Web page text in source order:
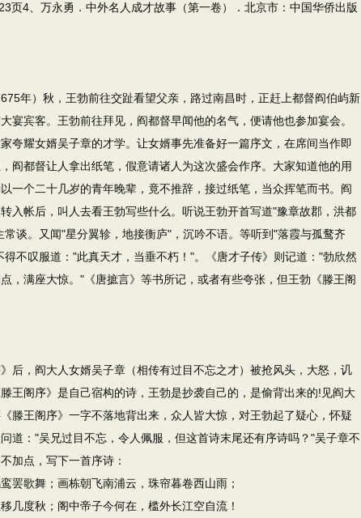
页4、万永勇．中外名人成才故事（第一卷）．北京市：中国华侨出版
年）秋，王勃前往交趾看望父亲，路过南昌时，正赶上都督阎伯屿新
宴宾客。王勃前往拜见，阎都督早闻他的名气，便请他也参加宴会。
夸耀女婿吴子章的才学。让女婿事先准备好一篇序文，在席间当作即
阎都督让人拿出纸笔，假意请诸人为这次盛会作序。大家知道他的用
一个二十几岁的青年晚辈，竟不推辞，接过纸笔，当众挥笔而书。阎
入帐后，叫人去看王勃写些什么。听说王勃开首写道"豫章故郡，洪都
谈。又闻"星分翼轸，地接衡庐"，沉吟不语。等听到"落霞与孤鹜齐
不叹服道："此真天才，当垂不朽！"。《唐才子传》则记道："勃欣然
，满座大惊。"《唐摭言》等书所记，或者有些夸张，但王勃《滕王阁
，阎大人女婿吴子章（相传有过目不忘之才）被抢风头，大怒，讥
王阁序》是自己宿构的诗，王勃是抄袭自己的，是偷背出来的!见阎大
滕王阁序》一字不落地背出来，众人皆大惊，对王勃起了疑心，怀疑
道："吴兄过目不忘，令人佩服，但这首诗末尾还有序诗吗？"吴子章不
加点，写下一首序诗：
歌舞；画栋朝飞南浦云，珠帘暮卷西山雨；
度秋；阁中帝子今何在，槛外长江空自流！